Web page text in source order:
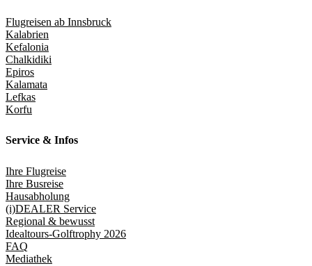
Flugreisen ab Innsbruck
Kalabrien
Kefalonia
Chalkidiki
Epiros
Kalamata
Lefkas
Korfu
Service & Infos
Ihre Flugreise
Ihre Busreise
Hausabholung
(i)DEALER Service
Regional & bewusst
Idealtours-Golftrophy 2026
FAQ
Mediathek